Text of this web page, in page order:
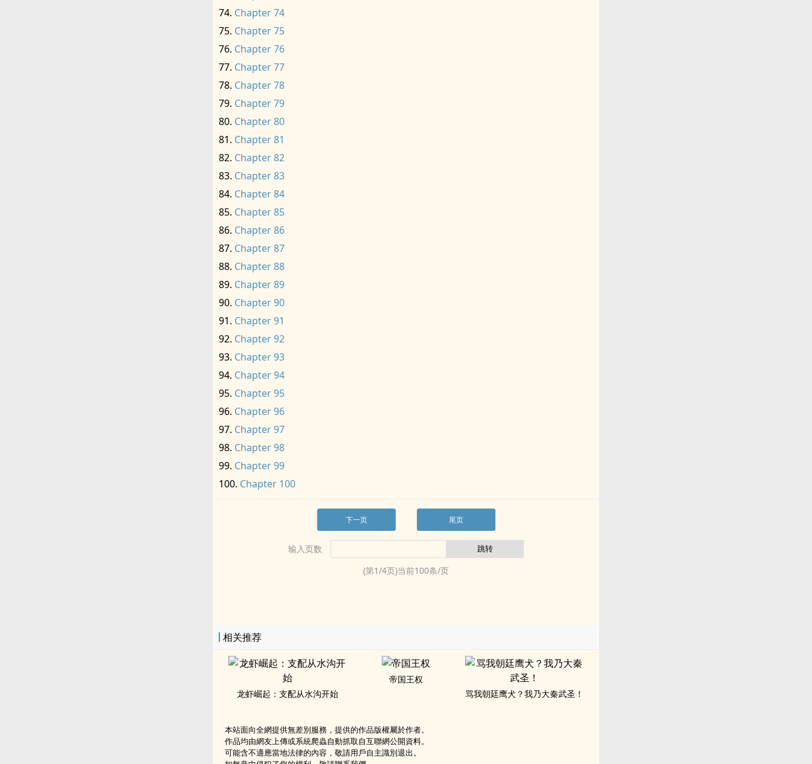
Chapter 74
Chapter 75
Chapter 76
Chapter 77
Chapter 78
Chapter 79
Chapter 80
Chapter 81
Chapter 82
Chapter 83
Chapter 84
Chapter 85
Chapter 86
Chapter 87
Chapter 88
Chapter 89
Chapter 90
Chapter 91
Chapter 92
Chapter 93
Chapter 94
Chapter 95
Chapter 96
Chapter 97
Chapter 98
Chapter 99
Chapter 100
下一页 尾页
输入页数
(第1/4页)当前100条/页
相关推荐
龙虾崛起：支配从水沟开始
帝国王权
骂我朝廷鹰犬？我乃大秦武圣！
本站面向全網提供無差別服務，提供的作品版權屬於作者。
作品均由網友上傳或系統爬蟲自動抓取自互聯網公開資料。
可能含不適應當地法律的內容，敬請用戶自主識別退出。